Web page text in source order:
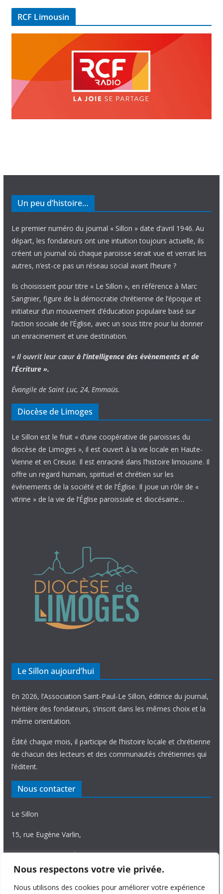
Nous respectons votre vie privée.
Nous utilisons des cookies pour améliorer votre expérience
é
RCF Limousin
Un peu d’histoire…
Le premier numéro du journal « Sillon » date d’avril 1946. Au
départ, les fondateurs ont une intuition toujours actuelle, ils
créent un journal où chaque paroisse serait vue et verrait les
autres, n’est-ce pas un réseau social avant l’heure ?
Ils choisissent pour titre « Le Sillon », en référence à Marc
Sangnier, figure de la démocratie chrétienne de l’époque et
initiateur d’un mouvement d’éducation populaire basé sur
l’action sociale de l’Église, avec un sous titre pour lui donner
un enracinement et une destination.
« Il ouvrit leur cœur à l’intelligence des évènements et de
l’Écriture ».
Évangile de Saint Luc, 24, Emmaüs.
Diocèse de Limoges
Le Sillon est le fruit « d’une coopérative de paroisses du
diocèse de Limoges », il est ouvert à la vie locale en Haute-
Vienne et en Creuse. Il est enraciné dans l’histoire limousine. Il
offre un regard humain, spirituel et chrétien sur les
évènements de la société et de l’Église. Il joue un rôle de «
vitrine » de la vie de l’Église paroissiale et diocésaine…
Le Sillon aujourd’hui
En 2026, l’Association Saint-Paul-Le Sillon, éditrice du journal,
héritière des fondateurs, s’inscrit dans les mêmes choix et la
même orientation.
Édité chaque mois, il participe de l’histoire locale et chrétienne
de chacun des lecteurs et des communautés chrétiennes qui
l’éditent.
Nous contacter
Le Sillon
15, rue Eugène Varlin,
87036 Limoges Cedex.
Tél. 05 55 06 14 15